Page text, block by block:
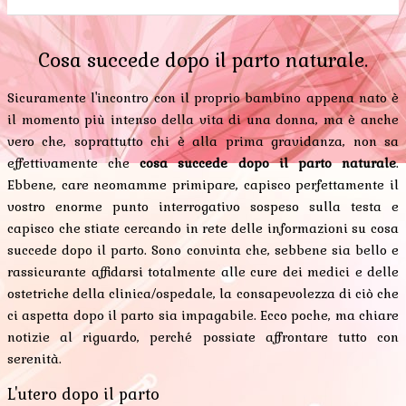
Cosa succede dopo il parto naturale.
Sicuramente l'incontro con il proprio bambino appena nato è
il momento più intenso della vita di una donna, ma è anche
vero che, soprattutto chi è alla prima gravidanza, non sa
effettivamente checosa succede dopo il parto naturale.
Ebbene, care neomamme primipare, capisco perfettamente il
vostro enorme punto interrogativo sospeso sulla testa e
capisco che stiate cercando in rete delle informazioni su cosa
succede dopo il parto. Sono convinta che, sebbene sia bello e
rassicurante affidarsi totalmente alle cure dei medici e delle
ostetriche della clinica/ospedale, la consapevolezza di ciò che
ci aspetta dopo il parto sia impagabile. Ecco poche, ma chiare
notizie al riguardo, perché possiate affrontare tutto con
serenità.
L'utero dopo il parto